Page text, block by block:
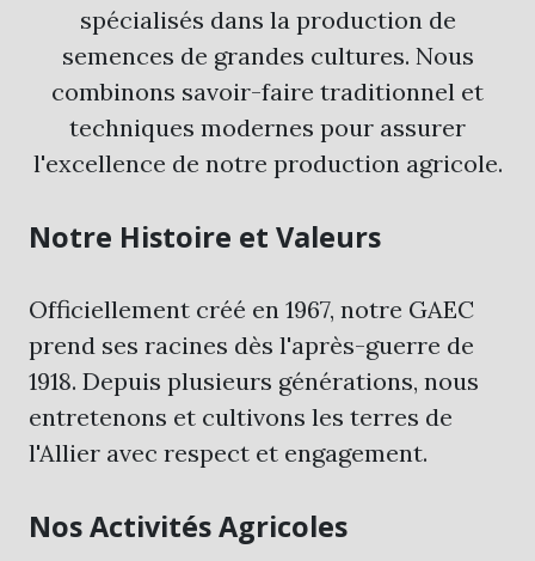
spécialisés dans la production de
semences de grandes cultures. Nous
combinons savoir-faire traditionnel et
techniques modernes pour assurer
l'excellence de notre production agricole.
Notre Histoire et Valeurs
Officiellement créé en 1967, notre GAEC
prend ses racines dès l'après-guerre de
1918. Depuis plusieurs générations, nous
entretenons et cultivons les terres de
l'Allier avec respect et engagement.
Nos Activités Agricoles